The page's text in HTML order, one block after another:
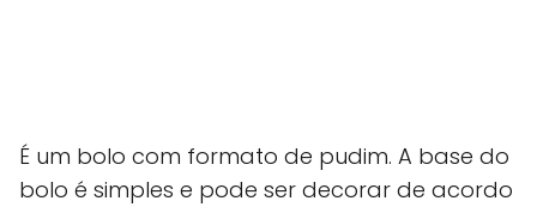
É um bolo com formato de pudim. A base do
bolo é simples e pode ser decorar de acordo